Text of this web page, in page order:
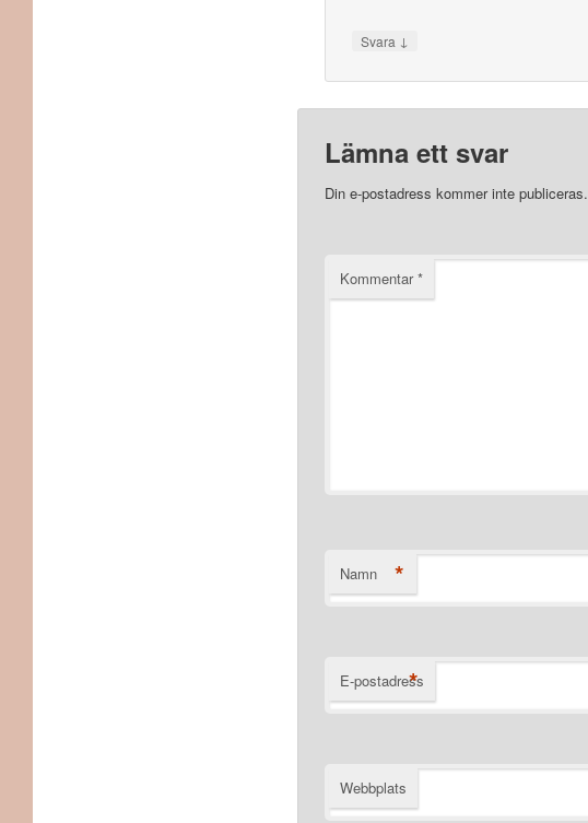
Svara ↓
Lämna ett svar
Din e-postadress kommer inte publiceras.
Kommentar*
Namn *
E-postadress
*
Webbplats